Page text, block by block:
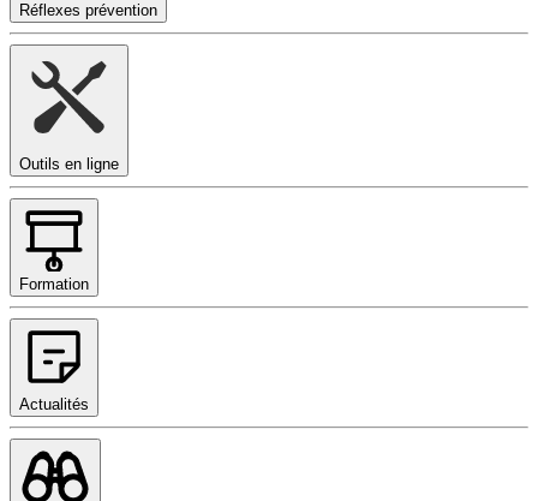
Réflexes prévention
Outils en ligne
Formation
Actualités